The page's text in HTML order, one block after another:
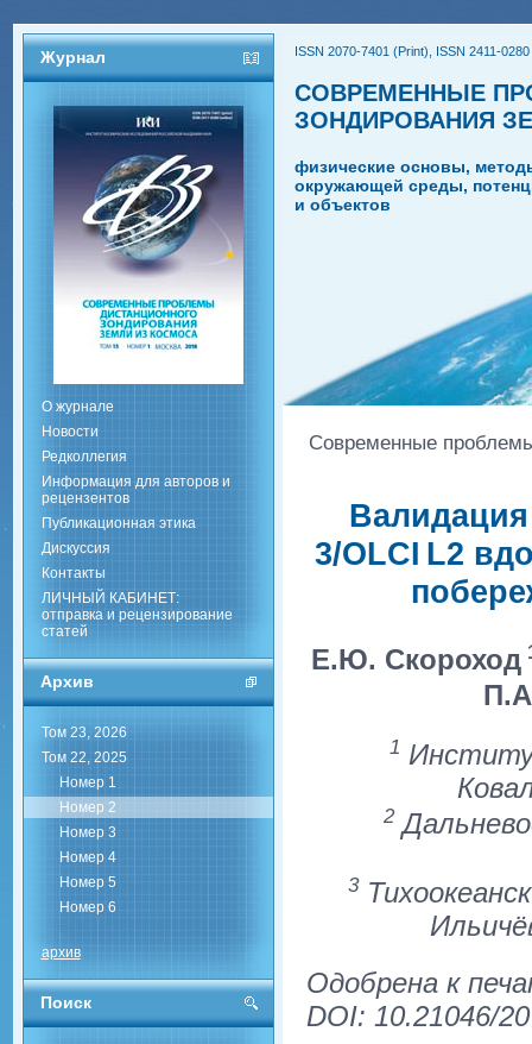
Журнал
О журнале
Новости
Редколлегия
Информация для авторов и
рецензентов
Публикационная этика
Дискуссия
Контакты
ЛИЧНЫЙ КАБИНЕТ:
отправка и рецензирование
статей
Архив
Том 23, 2026
Том 22, 2025
Номер 1
Номер 2
Номер 3
Номер 4
Номер 5
Номер 6
архив
Поиск
ISSN 2070-7401 (Print), ISSN 2411-
СОВРЕМЕННЫЕ
ЗОНДИРОВАНИЯ
физические основы,
окружающей среды,
и объектов
Современные
3/OLCI L2
Е.Ю. Скороход
1
2
3
Одобрена к
DOI: 10.21046/